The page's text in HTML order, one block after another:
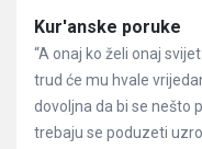
Članci
Kur'anske poruke
“A onaj ko želi onaj
trud će mu hvale
dovoljna da bi se nešto
trebaju se poduzeti